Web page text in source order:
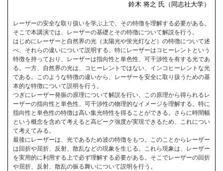
鈴木 将之 氏（同志社大学）
レーザーの安全な取り扱いを学ぶ上で、その特徴を理解する必要がある。
そこで本講演では、レーザーの基礎とその特徴について解説を行う。
はじめにレーザーと自然界の光（太陽光や蛍光灯など）の特徴について述
べ、それらの違いについて説明する。特にレーザーはコヒーレントという
特徴を持っており、レーザーは指向性と単色性、可干渉性を有する光であ
る。一方、自然界の光は、コヒーレントではない、インコヒーレントな光
である。このような特徴の違いから、レーザーを安全に取り扱うための基
本的な特徴について説明を行う。
つぎにレーザー発振の原理について解説を行い、この原理から得られるレ
ーザーの指向性と単色性、可干渉性の物理的なイメージを理解する。特に
指向性と単色性の特徴は高い集光特性を得ることができる。さらに時間幅
という概念を含めて考えると高ピーク強度が実現できるため、これについ
て考えてみる。
最後にレーザーは、光であるため波の特徴をもつ。このことからレーザー
は回折や屈折、反射、散乱などの現象を生じる。これら現象は、レーザー
を実用的に利用する上で必ず理解する必要がある。そこでレーザーの回折
や屈折、反射、散乱の振る舞いについて説明を行う。